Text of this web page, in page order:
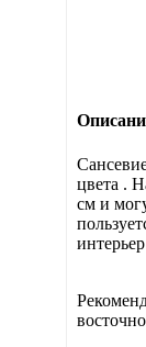
цвета .
см и